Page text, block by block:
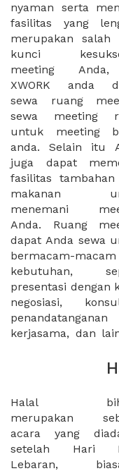
nyaman serta
fasilitas yang
merupakan salah
kunci
meeting
XWORK anda
sewa ruang
sewa meeting
untuk meeting
anda. Selain itu
juga dapat
fasilitas
makanan
menemani
Anda. Ruang
dapat Anda sewa
bermacam-macam
kebutuhan,
presentasi dengan
negosiasi,
penandatanganan
kerjasama, dan
dapat diatur
tempat duduk
kebutuhan
ketersediaan
Ribuan ruang
dapat Anda
berdasarkan
interior, lokasi
strategis, harga
sesuai dengan
meeting Anda,
disesuaikan
kebutuhan klien
Sewa meeting
XWORK
meeting Anda dan
membuat klien
puas dengan
Halal
merupakan
acara yang
setelah Hari
Lebaran,
biasanya
dalam acara
maupun besar,
anda dapat
tempat untuk